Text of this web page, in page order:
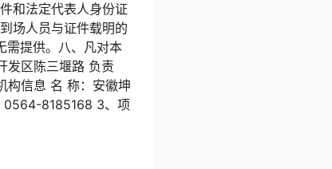
和法定代表人身份证
场人员与证件载明的
需提供。八、凡对本
发区陈三堰路 负责
构信息 名 称：安徽坤
0564-8185168 3、项